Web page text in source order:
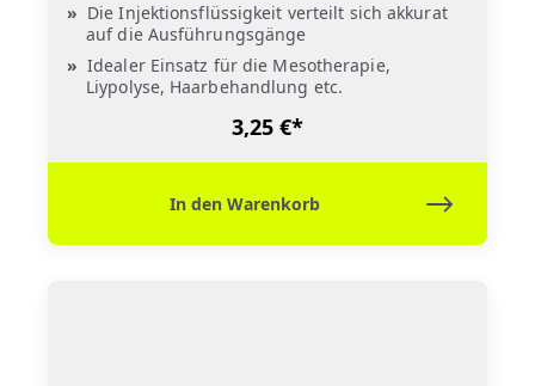
Die Injektionsflüssigkeit verteilt sich akkurat
auf die Ausführungsgänge
Idealer Einsatz für die Mesotherapie,
Liypolyse, Haarbehandlung etc.
3,25 €*
In den Warenkorb